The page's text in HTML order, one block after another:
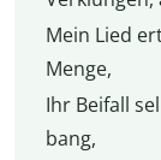
Mein Lied
Menge,
Ihr Beifall
bang,